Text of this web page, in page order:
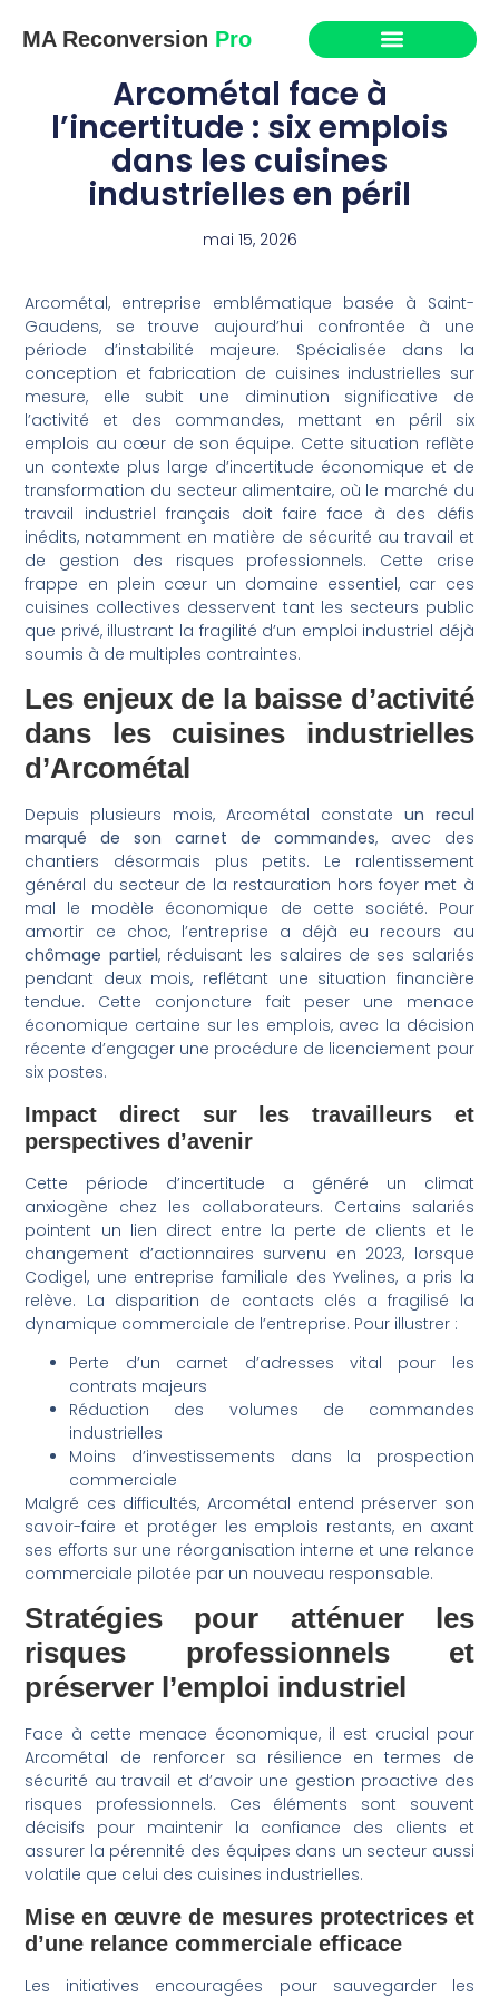
MA Reconversion Pro
Arcométal face à
l’incertitude : six emplois
dans les cuisines
industrielles en péril
mai 15, 2026
Arcométal, entreprise emblématique basée à Saint-
Gaudens, se trouve aujourd’hui confrontée à une
période d’instabilité majeure. Spécialisée dans la
conception et fabrication de cuisines industrielles sur
mesure, elle subit une diminution significative de
l’activité et des commandes, mettant en péril six
emplois au cœur de son équipe. Cette situation reflète
un contexte plus large d’incertitude économique et de
transformation du secteur alimentaire, où le marché du
travail industriel français doit faire face à des défis
inédits, notamment en matière de sécurité au travail et
de gestion des risques professionnels. Cette crise
frappe en plein cœur un domaine essentiel, car ces
cuisines collectives desservent tant les secteurs public
que privé, illustrant la fragilité d’un emploi industriel déjà
soumis à de multiples contraintes.
Les enjeux de la baisse d’activité
dans les cuisines industrielles
d’Arcométal
Depuis plusieurs mois, Arcométal constate un recul
marqué de son carnet de commandes, avec des
chantiers désormais plus petits. Le ralentissement
général du secteur de la restauration hors foyer met à
mal le modèle économique de cette société. Pour
amortir ce choc, l’entreprise a déjà eu recours au
chômage partiel, réduisant les salaires de ses salariés
pendant deux mois, reflétant une situation financière
tendue. Cette conjoncture fait peser une menace
économique certaine sur les emplois, avec la décision
récente d’engager une procédure de licenciement pour
six postes.
Impact direct sur les travailleurs et
perspectives d’avenir
Cette période d’incertitude a généré un climat
anxiogène chez les collaborateurs. Certains salariés
pointent un lien direct entre la perte de clients et le
changement d’actionnaires survenu en 2023, lorsque
Codigel, une entreprise familiale des Yvelines, a pris la
relève. La disparition de contacts clés a fragilisé la
dynamique commerciale de l’entreprise. Pour illustrer :
Perte d’un carnet d’adresses vital pour les
contrats majeurs
Réduction des volumes de commandes
industrielles
Moins d’investissements dans la prospection
commerciale
Malgré ces difficultés, Arcométal entend préserver son
savoir-faire et protéger les emplois restants, en axant
ses efforts sur une réorganisation interne et une relance
commerciale pilotée par un nouveau responsable.
Stratégies pour atténuer les
risques professionnels et
préserver l’emploi industriel
Face à cette menace économique, il est crucial pour
Arcométal de renforcer sa résilience en termes de
sécurité au travail et d’avoir une gestion proactive des
risques professionnels. Ces éléments sont souvent
décisifs pour maintenir la confiance des clients et
assurer la pérennité des équipes dans un secteur aussi
volatile que celui des cuisines industrielles.
Mise en œuvre de mesures protectrices et
d’une relance commerciale efficace
Les initiatives encouragées pour sauvegarder les